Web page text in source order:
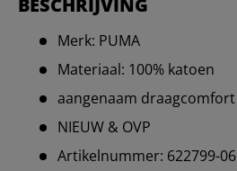
BESCHRIJVING
Merk: PUMA
Materiaal: 100% katoen
aangenaam draagcomfort
NIEUW & OVP
Artikelnummer: 622799-06